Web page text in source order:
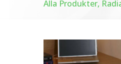
Alla Produkter,